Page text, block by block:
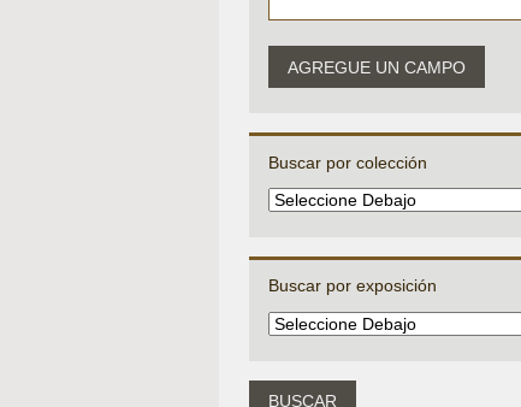
AGREGUE UN CAMPO
Buscar por colección
Buscar por exposición